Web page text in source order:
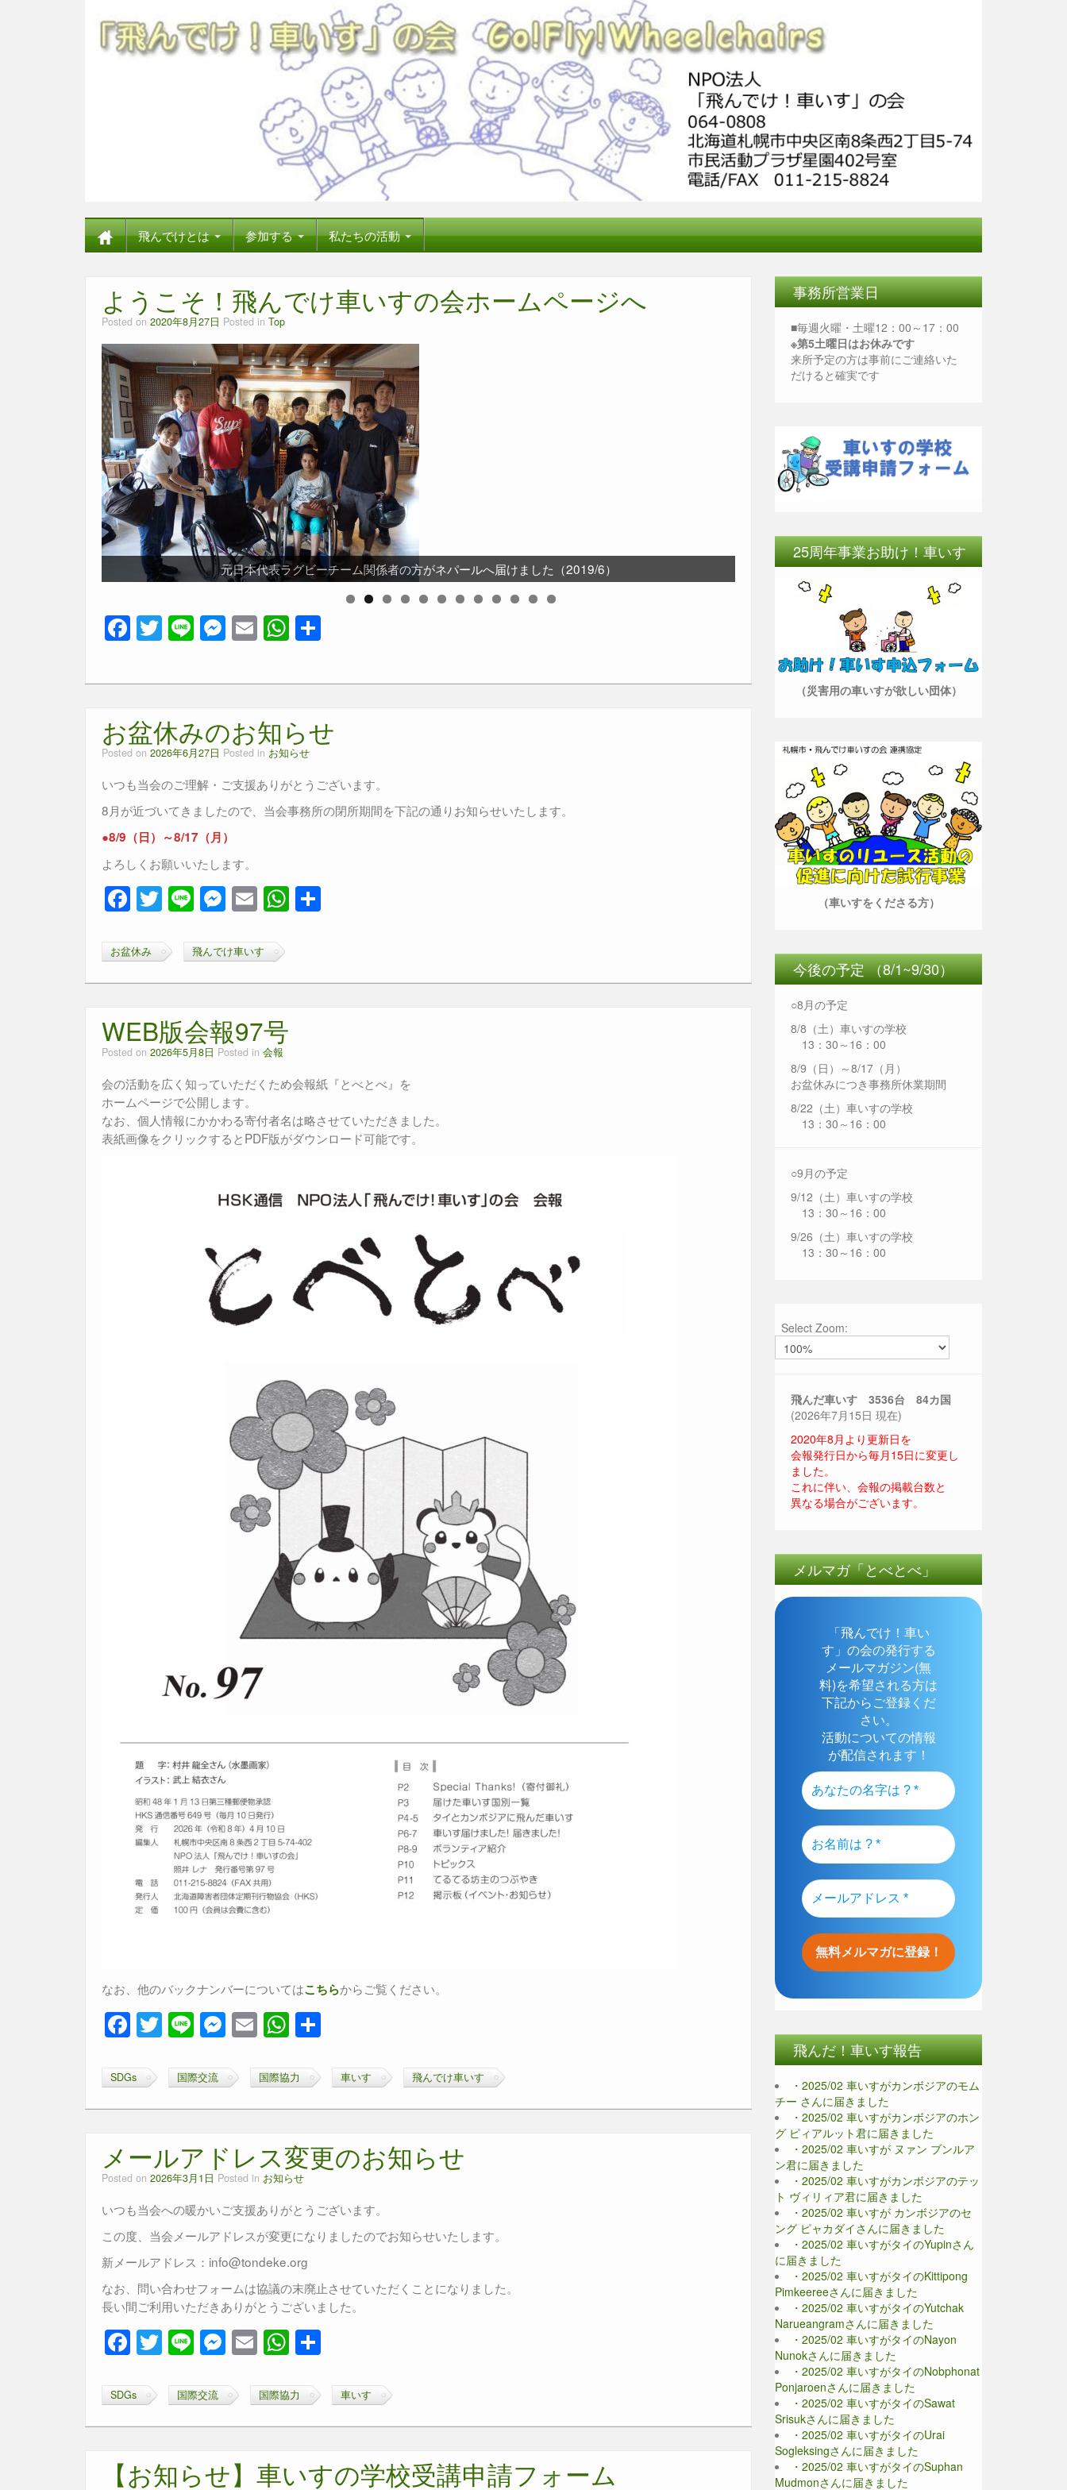
飛んでけとは 参加する 私たちの活動
ようこそ！飛んでけ車いすの会ホームページへ
Posted on 2020年8月27日 Posted in Top
飛んでけ車いすの会は、2020年度から3年間、休眠預金事業の実行団体に採択されました。
元日本代表ラグビーチーム関係者の方がネパールへ届けました（2019/6）
ネパールで修理技術を伝えました（2017/12）
カンボジアに届きました！
「もってけ！車いす」の選抜メンバーがタイに届けました
バリ島 セナン・ハティに届きました
道内の高校生がスタディツアーでパラオ共和国に届けました
ボルネオ島に届けられました
JICAの作業療法士さんのご紹介でネパールに届けられました
セブ島のヴェロニカちゃん（9歳）に届きました
モンゴルの保育園に届けられました
飛んでけ！は2023年に25周年を迎えました
F
a
c
b
o
o
k
T
wi
tt
Li
n
e
M
e
ss
n
g
er
E
m
ail
W
h
at
A
p
p
お盆休みのお知らせ
Posted on 2026年6月27日 Posted in お知らせ
いつも当会のご理解・ご支援ありがとうございます。
8月が近づいてきましたので、当会事務所の閉所期間を下記の通りお知らせいたします。
●8/9（日）～8/17（月）
よろしくお願いいたします。
F
a
c
e
o
o
k
T
wi
tt
er
Li
n
e
M
e
ss
e
g
er
E
m
ail
W
h
s
お盆休み 飛んでけ車いす
WEB版会報97号
Posted on 2026年5月8日 Posted in 会報
会の活動を広く知っていただくため会報紙『とべとべ』を
ホームページで公開します。
なお、個人情報にかかわる寄付者名は略させていただきました。
表紙画像をクリックするとPDF版がダウンロード可能です。
なお、他のバックナンバーについてはこちらからご覧ください。
F
c
e
o
o
k
T
er
Li
e
M
ss
e
g
er
E
ail
W
at
s
p
p
SDGs 国際交流 国際協力 車いす 飛んでけ車いす
メールアドレス変更のお知らせ
Posted on 2026年3月1日 Posted in お知らせ
いつも当会への暖かいご支援ありがとうございます。
この度、当会メールアドレスが変更になりましたのでお知らせいたします。
新メールアドレス：info@tondeke.org
なお、問い合わせフォームは協議の末廃止させていただくことになりました。
長い間ご利用いただきありがとうございました。
F
a
c
e
o
T
wi
er
Li
n
e
M
e
ss
e
g
E
m
ail
W
h
at
s
p
SDGs 国際交流 国際協力 車いす
【お知らせ】車いすの学校受講申請フォーム
事務所営業日
■毎週火曜・土曜12：00～17：00
※第5土曜日はお休みです
来所予定の方は事前にご連絡いた
だけると確実です
25周年事業お助け！車いす
（災害用の車いすが欲しい団体）
（車いすをくださる方）
今後の予定 （8/1~9/30）
○8月の予定
8/8（土）車いすの学校
13：30～16：00
8/9（日）～8/17（月）
お盆休みにつき事務所休業期間
8/22（土）車いすの学校
13：30～16：00
○9月の予定
9/12（土）車いすの学校
13：30～16：00
9/26（土）車いすの学校
13：30～16：00
Select Zoom:
飛んだ車いす 3536台 84カ国
(2026年7月15日 現在)
2020年8月より更新日を
会報発行日から毎月15日に変更し
ました。
これに伴い、会報の掲載台数と
異なる場合がございます。
メルマガ「とべとべ」
「飛んでけ！車い
す」の会の発行する
メールマガジン(無
料)を希望される方は
下記からご登録くだ
さい。
活動についての情報
が配信されます！
飛んだ！車いす報告
・2025/02 車いすがカンボジアのモム
チー さんに届きました
・2025/02 車いすがカンボジアのホン
グ ピィアルット君に届きました
・2025/02 車いすが ヌァン ブンルア
ン君に届きました
・2025/02 車いすがカンボジアのテッ
ト ヴィリィア君に届きました
・2025/02 車いすが カンボジアのセ
ング ピャカダイさんに届きました
・2025/02 車いすがタイのYupinさん
に届きました
・2025/02 車いすがタイのKittipong
Pimkeereeさんに届きました
・2025/02 車いすがタイのYutchak
Narueangramさんに届きました
・2025/02 車いすがタイのNayon
Nunokさんに届きました
・2025/02 車いすがタイのNobphonat
Ponjaroenさんに届きました
・2025/02 車いすがタイのSawat
Srisukさんに届きました
・2025/02 車いすがタイのUrai
Sogleksingさんに届きました
・2025/02 車いすがタイのSuphan
Mudmonさんに届きました